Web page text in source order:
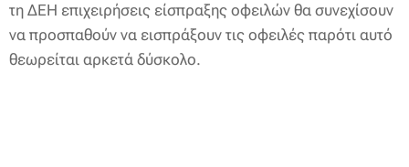
τη ΔΕΗ επιχειρήσεις είσπραξης οφειλών θα συνεχίσουν
να προσπαθούν να εισπράξουν τις οφειλές παρότι αυτό
θεωρείται αρκετά δύσκολο.